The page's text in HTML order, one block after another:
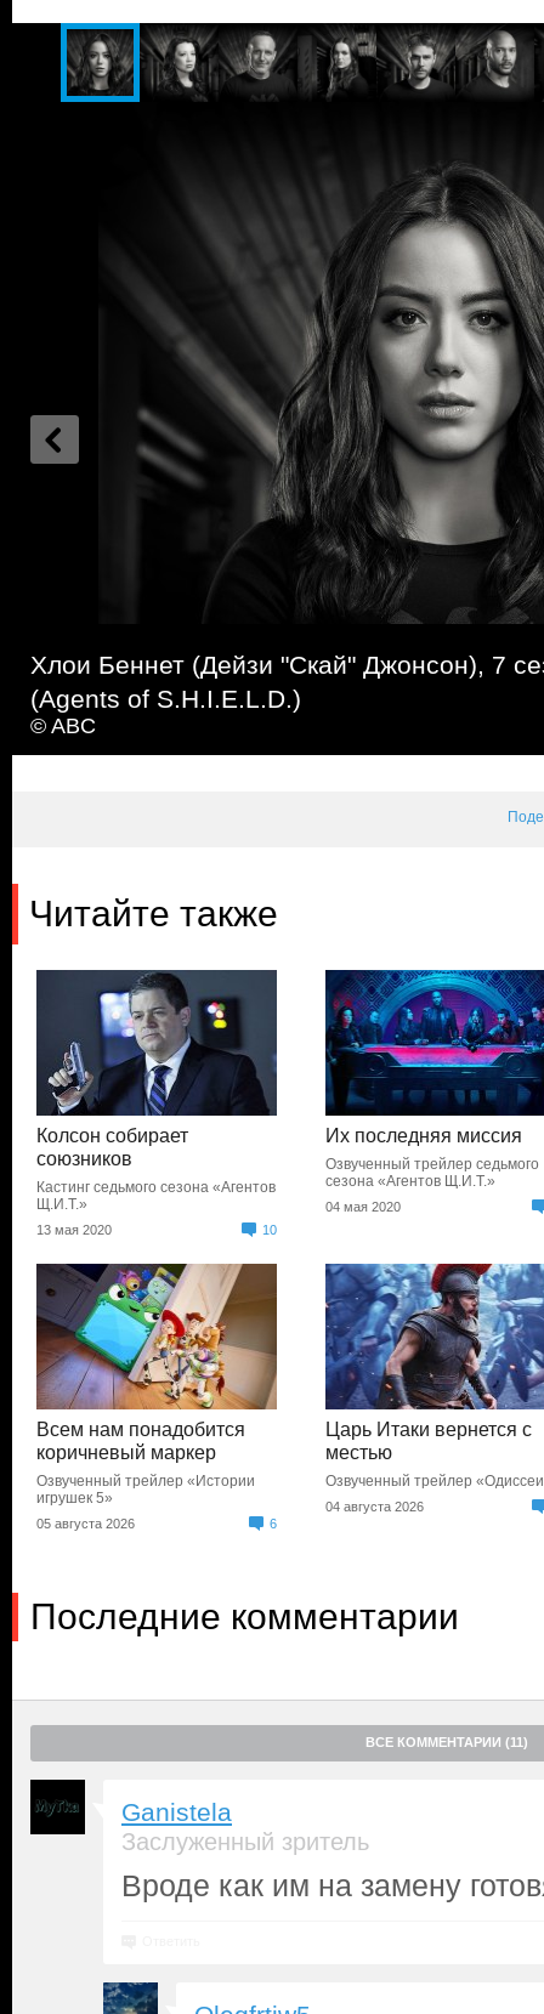
Хлои Беннет (Дейзи "Скай" Джонсон), 7
(Agents of S.H.I.E.L.D.)
© ABC
Читайте также
Колсон собирает
союзников
Кастинг седьмого сезона «Агентов
Щ.И.Т.»
13 мая 2020 10
Их последняя миссия
Озвученный трейлер седьмого
сезона «Агентов Щ.И.Т.»
04 мая 2020
Всем нам понадобится
коричневый маркер
Озвученный трейлер «Истории
игрушек 5»
05 августа 2026 6
Царь Итаки вернется с
местью
Озвученный трейлер
04 августа 2026
Последние комментарии
ВСЕ КОММЕНТАРИИ (11)
Ganistela
Заслуженный зритель
Вроде как им на замену